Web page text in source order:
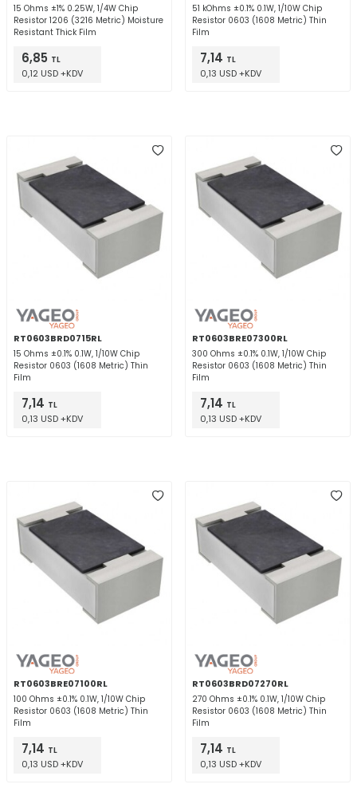
15 Ohms ±1% 0.25W, 1/4W Chip
Resistor 1206 (3216 Metric) Moisture
Resistant Thick Film
6,85 TL
0,12 USD +KDV
51 kOhms ±0.1% 0.1W, 1/10W Chip
Resistor 0603 (1608 Metric) Thin
Film
7,14 TL
0,13 USD +KDV
RT0603BRD0715RL
15 Ohms ±0.1% 0.1W, 1/10W Chip
Resistor 0603 (1608 Metric) Thin
Film
7,14 TL
0,13 USD +KDV
RT0603BRE07300RL
300 Ohms ±0.1% 0.1W, 1/10W Chip
Resistor 0603 (1608 Metric) Thin
Film
7,14 TL
0,13 USD +KDV
RT0603BRE07100RL
100 Ohms ±0.1% 0.1W, 1/10W Chip
Resistor 0603 (1608 Metric) Thin
Film
7,14 TL
0,13 USD +KDV
RT0603BRD07270RL
270 Ohms ±0.1% 0.1W, 1/10W Chip
Resistor 0603 (1608 Metric) Thin
Film
7,14 TL
0,13 USD +KDV